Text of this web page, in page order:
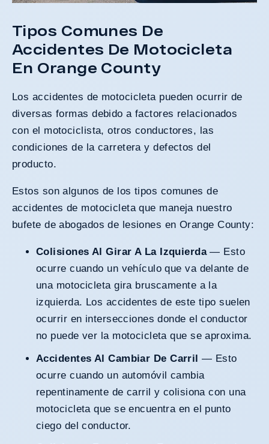
Tipos Comunes De
Accidentes De Motocicleta
En Orange County
Los accidentes de motocicleta pueden ocurrir de
diversas formas debido a factores relacionados
con el motociclista, otros conductores, las
condiciones de la carretera y defectos del
producto.
Estos son algunos de los tipos comunes de
accidentes de motocicleta que maneja nuestro
bufete de abogados de lesiones enOrange County:
Colisiones Al Girar A La Izquierda— Esto
ocurre cuando un vehículo que va delante de
una motocicleta gira bruscamente a la
izquierda. Los accidentes de este tipo suelen
ocurrir en intersecciones donde el conductor
no puede ver la motocicleta que se aproxima.
Accidentes Al Cambiar De Carril — Esto
ocurre cuando un automóvil cambia
repentinamente de carril y colisiona con una
motocicleta que se encuentra en el punto
ciego del conductor.